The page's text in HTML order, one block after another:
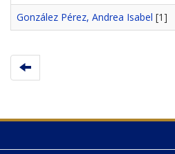
González Pérez, Andrea Isabel [1]